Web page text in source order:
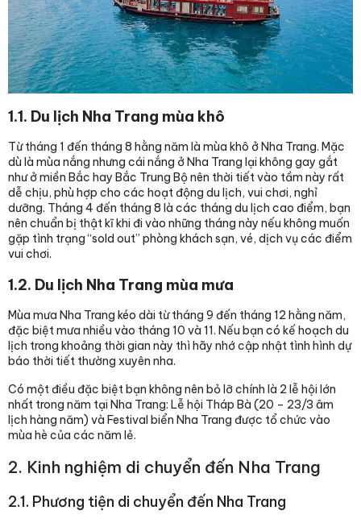
1.1. Du lịch Nha Trang mùa khô
Từ tháng 1 đến tháng 8 hằng năm là mùa khô ở Nha Trang. Mặc
dù là mùa nắng nhưng cái nắng ở Nha Trang lại không gay gắt
như ở miền Bắc hay Bắc Trung Bộ nên thời tiết vào tầm này rất
dễ chịu, phù hợp cho các hoạt động du lịch, vui chơi, nghỉ
dưỡng. Tháng 4 đến tháng 8 là các tháng du lịch cao điểm, bạn
nên chuẩn bị thật kĩ khi đi vào những tháng này nếu không muốn
gặp tình trạng “sold out” phòng khách sạn, vé, dịch vụ các điểm
vui chơi.
1.2. Du lịch Nha Trang mùa mưa
Mùa mưa Nha Trang kéo dài từ tháng 9 đến tháng 12 hằng năm,
đặc biệt mưa nhiều vào tháng 10 và 11. Nếu bạn có kế hoạch du
lịch trong khoảng thời gian này thì hãy nhớ cập nhật tình hình dự
báo thời tiết thường xuyên nha.
Có một điều đặc biệt bạn không nên bỏ lỡ chính là 2 lễ hội lớn
nhất trong năm tại Nha Trang: Lễ hội Tháp Bà (20 – 23/3 âm
lịch hàng năm) và Festival biển Nha Trang được tổ chức vào
mùa hè của các năm lẻ.
2. Kinh nghiệm di chuyển đến Nha Trang
2.1. Phương tiện di chuyển đến Nha Trang